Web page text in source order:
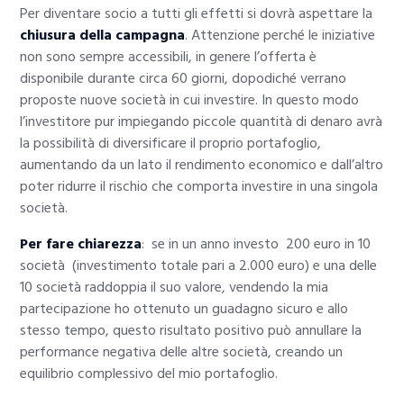
Per diventare socio a tutti gli effetti si dovrà aspettare la
chiusura della campagna. Attenzione perché le iniziative
non sono sempre accessibili, in genere l’offerta è
disponibile durante circa 60 giorni, dopodiché verrano
proposte nuove società in cui investire. In questo modo
l’investitore pur impiegando piccole quantità di denaro avrà
la possibilità di diversificare il proprio portafoglio,
aumentando da un lato il rendimento economico e dall’altro
poter ridurre il rischio che comporta investire in una singola
società.
Per fare chiarezza: se in un anno investo 200 euro in 10
società (investimento totale pari a 2.000 euro) e una delle
10 società raddoppia il suo valore, vendendo la mia
partecipazione ho ottenuto un guadagno sicuro e allo
stesso tempo, questo risultato positivo può annullare la
performance negativa delle altre società, creando un
equilibrio complessivo del mio portafoglio.